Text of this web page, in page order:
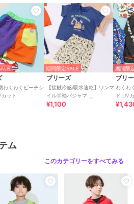
／ パーカー
イト、ブルー、アイボリ
アイボリー/オフホワイ
ットソーメッシュ
テル100%
アイテムモード、ネット使
剤を使用禁止、色物は同
ステル素材
チェック柄
/リボン /
わくわくビーチシ
UVカット
期間限定SALE
ブリーズ
【接触冷感/吸水速乾】ワンマ
¥1,100
期間限
ブリ
わくわ
ド
ム
このカテゴリーをすべてみる